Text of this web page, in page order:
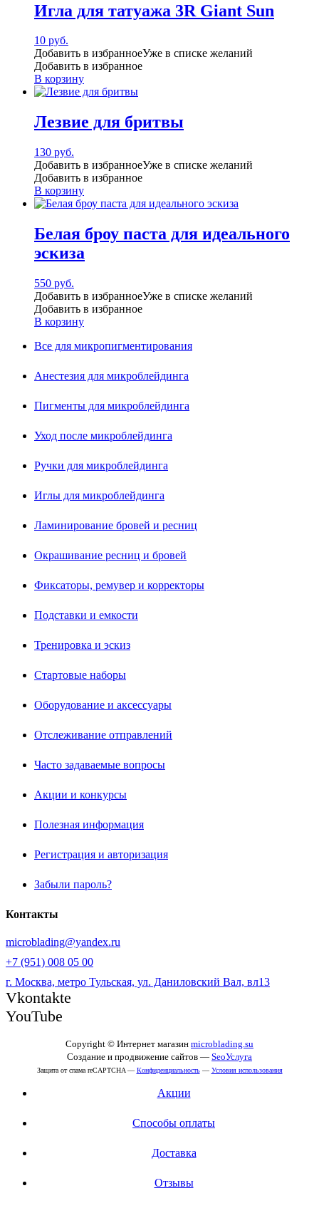
Игла для татуажа 3R Giant Sun
10 руб.
Добавить в избранноеУже в списке желаний
Добавить в избранное
В корзину
Лезвие для бритвы
130 руб.
Добавить в избранноеУже в списке желаний
Добавить в избранное
В корзину
Белая броу паста для идеального
эскиза
550 руб.
Добавить в избранноеУже в списке желаний
Добавить в избранное
В корзину
Все для микропигментирования
Анестезия для микроблейдинга
Пигменты для микроблейдинга
Уход после микроблейдинга
Ручки для микроблейдинга
Иглы для микроблейдинга
Ламинирование бровей и ресниц
Окрашивание ресниц и бровей
Фиксаторы, ремувер и корректоры
Подставки и емкости
Тренировка и эскиз
Стартовые наборы
Оборудование и аксессуары
Отслеживание отправлений
Часто задаваемые вопросы
Акции и конкурсы
Полезная информация
Регистрация и авторизация
Забыли пароль?
Контакты
microblading@yandex.ru
+7 (951) 008 05 00
г. Москва, метро Тульская, ул. Даниловский Вал, вл13
Vkontakte
YouTube
Copyright © Интернет магазин microblading.su
Создание и продвижение сайтов — SeoУслуга
Защита от спама reCAPTCHA — Конфиденциальность— Условия использования
Акции
Способы оплаты
Доставка
Отзывы